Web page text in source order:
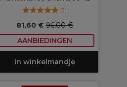
(3)
81,60 €96,00 €
AANBIEDINGEN
In winkelmandje